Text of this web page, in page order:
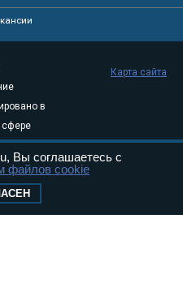
в
сфере
и
05
ФС77-
Карта сайта
Вы соглашаетесь с
файлов cookie